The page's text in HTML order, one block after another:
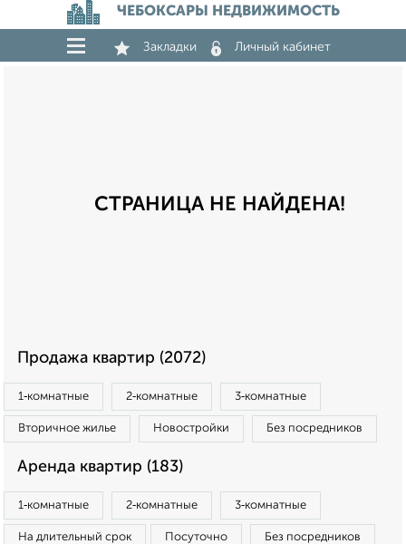
ЧЕБОКСАРЫ НЕДВИЖИМОСТЬ
Закладки Личный кабинет
СТРАНИЦА НЕ НАЙДЕНА!
Продажа квартир (2072)
1‑комнатные 2‑комнатные 3‑комнатные
Вторичное жилье Новостройки Без посредников
Аренда квартир (183)
1‑комнатные 2‑комнатные 3‑комнатные
На длительный срок Посуточно Без посредников